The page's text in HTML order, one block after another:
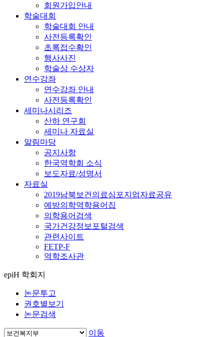
회원가입안내
학술대회
학술대회 안내
사전등록확인
초록접수확인
행사사진
학술상 수상자
연수강좌
연수강좌 안내
사전등록확인
세미나시리즈
산하 연구회
세미나 자료실
알림마당
공지사항
한국역학회 소식
보도자료/성명서
자료실
2019남북보건의료심포지엄자료공유
예방의학역학용어집
의학용어검색
국가건강정보포털검색
관련사이트
FETP-F
역학조사관
epiH 학회지
논문투고
권호별보기
논문검색
이동